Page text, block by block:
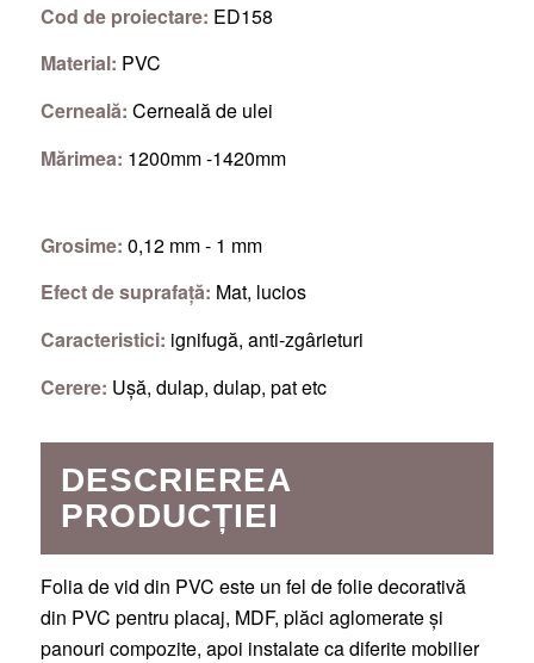
Cod de proiectare: ED158
Material: PVC
Cerneală: Cerneală de ulei
Mărimea: 1200mm -1420mm
Grosime: 0,12 mm - 1 mm
Efect de suprafață: Mat, lucios
Caracteristici: ignifugă, anti-zgârieturi
Cerere: Ușă, dulap, dulap, pat etc
DESCRIEREA
PRODUCȚIEI
Folia de vid din PVC este un fel de folie decorativă
din PVC pentru placaj, MDF, plăci aglomerate și
panouri compozite, apoi instalate ca diferite mobilier